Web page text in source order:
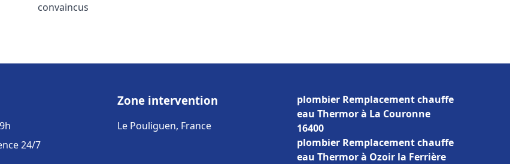
convaincus
24/7
Zone intervention
Le Pouliguen, France
plombier Remplacement chauffe
eau Thermor à La Couronne
16400
plombier Remplacement chauffe
eau Thermor à Ozoir la Ferrière